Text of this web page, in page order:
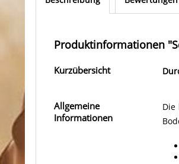
Produktinformationen
Kurzübersicht
Allgemeine
Informationen
Die